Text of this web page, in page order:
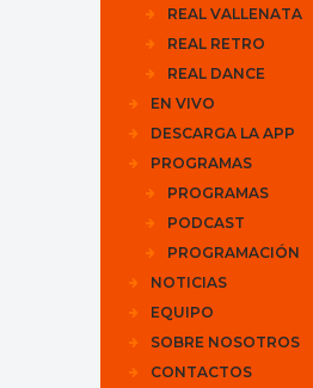
REAL VALLENATA
REAL RETRO
REAL DANCE
EN VIVO
DESCARGA LA APP
PROGRAMAS
PROGRAMAS
PODCAST
PROGRAMACIÓN
NOTICIAS
EQUIPO
SOBRE NOSOTROS
CONTACTOS